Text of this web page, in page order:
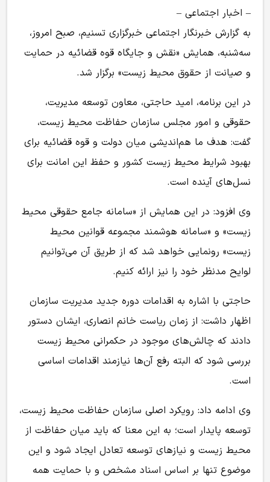
– اخبار اجتماعی –
به گزارش خبرنگار اجتماعی خبرگزاری تسنیم، صبح امروز،
سه‌شنبه، همایش «نقش و جایگاه قوه قضائیه در حمایت
و صیانت از حقوق محیط زیست» برگزار شد.
در این برنامه، امید حاجتی، معاون توسعه مدیریت،
حقوقی و امور مجلس سازمان حفاظت محیط زیست،
گفت: هدف ما هم‌اندیشی میان دولت و قوه قضائیه برای
بهبود شرایط محیط زیست کشور و حفظ این امانت برای
نسل‌های آینده است.
وی افزود: در این همایش از «سامانه جامع حقوقی محیط
زیست» و «سامانه هوشمند مجموعه قوانین محیط
زیست» رونمایی خواهد شد که از طریق آن می‌توانیم
لوایح مدنظر خود را نیز ارائه کنیم.
حاجتی با اشاره به اقدامات دوره جدید مدیریت سازمان
اظهار داشت: از زمان ریاست خانم انصاری، ایشان دستور
دادند که چالش‌های موجود در حکمرانی محیط زیست
بررسی شود که البته رفع آن‌ها نیازمند اقدامات اساسی
است.
وی ادامه داد: رویکرد اصلی سازمان حفاظت محیط زیست،
توسعه پایدار است؛ به این معنا که باید میان حفاظت از
محیط زیست و نیازهای توسعه تعادل ایجاد شود و این
موضوع تنها بر اساس اسناد مشخص و با حمایت همه